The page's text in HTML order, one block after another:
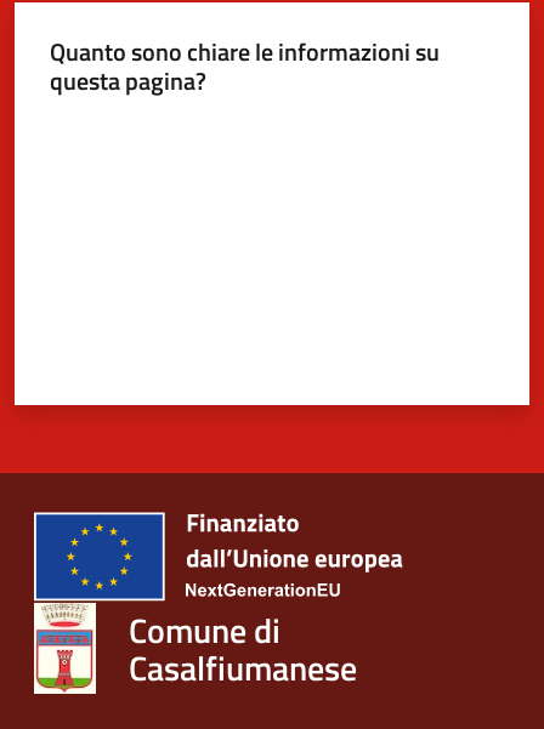
Quanto sono chiare le informazioni su
questa pagina?
Comune di
Casalfiumanese